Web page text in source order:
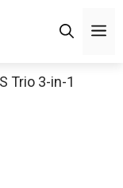
Trio 3-in-1